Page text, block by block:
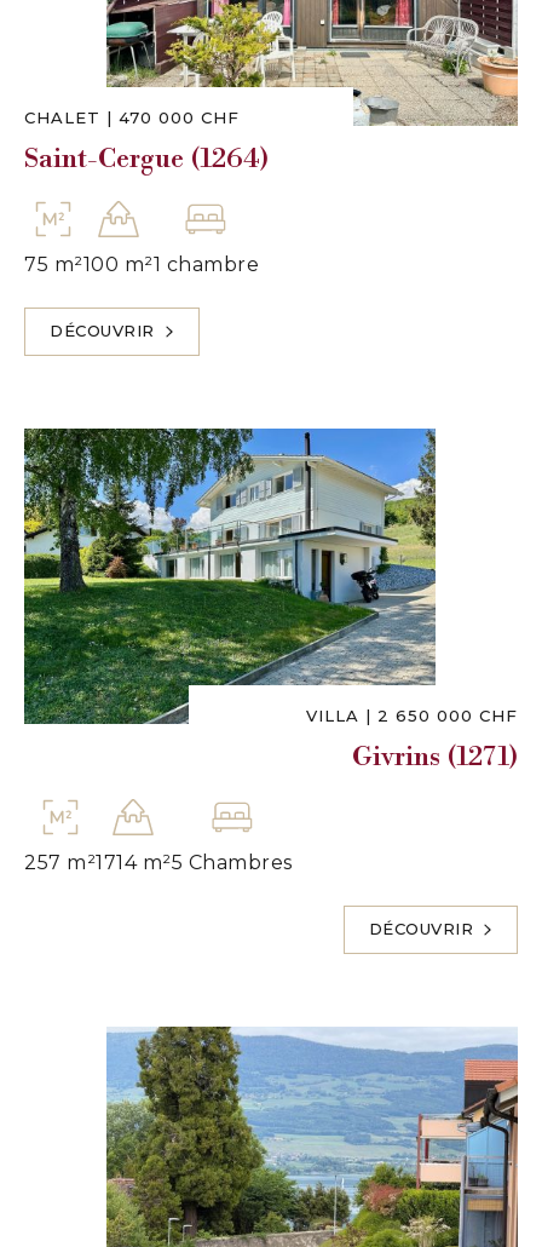
CHALET | 470 000 CHF
Saint-Cergue (1264)
75 m²100 m²1 chambre
DÉCOUVRIR
VILLA | 2 650 000 CHF
Givrins (1271)
257 m²1714 m²5 Chambres
DÉCOUVRIR